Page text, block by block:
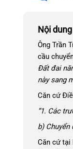
Nội
Ông Trần
cầu
Đất đai
này sang
Căn cứ
“1. Các
b) Chuyển
Căn cứ tại